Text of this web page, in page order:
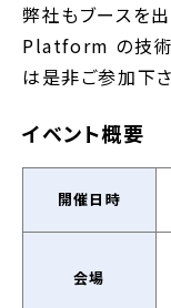
弊社もブースを
Platform の技術
は是非ご参加下さ
イベント概要
開催日時
会場